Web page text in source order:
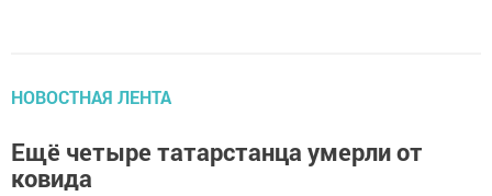
НОВОСТНАЯ ЛЕНТА
Ещё четыре татарстанца умерли от
ковида